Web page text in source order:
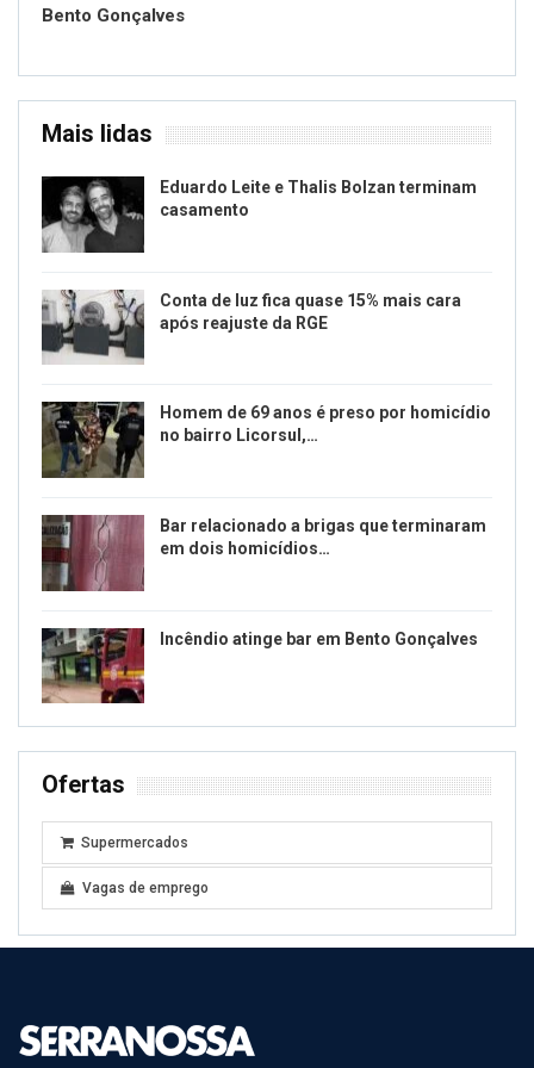
Bento Gonçalves
Mais lidas
Eduardo Leite e Thalis Bolzan terminam
casamento
Conta de luz fica quase 15% mais cara
após reajuste da RGE
Homem de 69 anos é preso por homicídio
no bairro Licorsul,…
Bar relacionado a brigas que terminaram
em dois homicídios…
Incêndio atinge bar em Bento Gonçalves
Ofertas
Supermercados
Vagas de emprego